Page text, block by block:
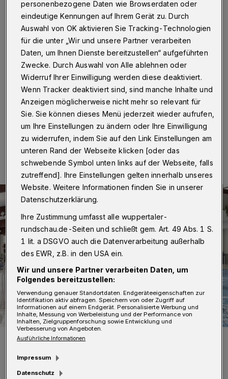
schließen
Wuppertal·Die Stadt Wuppertal hat weiterhin
Probleme, ihre Bäder mit Personal zu besetzen. Aus
diesem Grund bleibt das Gartenhallenbad Langerfeld
auch am kommenden Wochenende (18. und 19. Mai
2019) geschlossen – trotz des angekündigten
durchwachsenen Wetters.
14.05.2019 , 21:23 Uhr Eine Minute Lesezeit
Hier ist es am Wochenende ruhig.
personenbezogene Daten wie Browserdaten oder
eindeutige Kennungen auf Ihrem Gerät zu. Durch
Auswahl von OK aktivieren Sie Tracking-Technologien
für die unter „Wir und unsere Partner verarbeiten
Daten, um Ihnen Dienste bereitzustellen“ aufgeführten
Zwecke. Durch Auswahl von Alle ablehnen oder
Widerruf Ihrer Einwilligung werden diese deaktiviert.
Wenn Tracker deaktiviert sind, sind manche Inhalte und
Anzeigen möglicherweise nicht mehr so relevant für
Sie. Sie können dieses Menü jederzeit wieder aufrufen,
um Ihre Einstellungen zu ändern oder Ihre Einwilligung
zu widerrufen, indem Sie auf den Link Einstellungen am
unteren Rand der Webseite klicken [oder das
schwebende Symbol unten links auf der Webseite, falls
zutreffend]. Ihre Einstellungen gelten innerhalb unseres
Website. Weitere Informationen finden Sie in unserer
Datenschutzerklärung.
Ihre Zustimmung umfasst alle wuppertaler-
rundschau.de-Seiten und schließt gem. Art. 49 Abs. 1 S.
1 lit. a DSGVO auch die Datenverarbeitung außerhalb
des EWR, z.B. in den USA ein.
Wir und unsere Partner verarbeiten Daten, um
Folgendes bereitzustellen:
Verwendung genauer Standortdaten. Endgeräteeigenschaften zur
Identifikation aktiv abfragen. Speichern von oder Zugriff auf
Informationen auf einem Endgerät. Personalisierte Werbung und
Inhalte, Messung von Werbeleistung und der Performance von
Inhalten, Zielgruppenforschung sowie Entwicklung und
Verbesserung von Angeboten.
Ausführliche Informationen
Impressum
Datenschutz